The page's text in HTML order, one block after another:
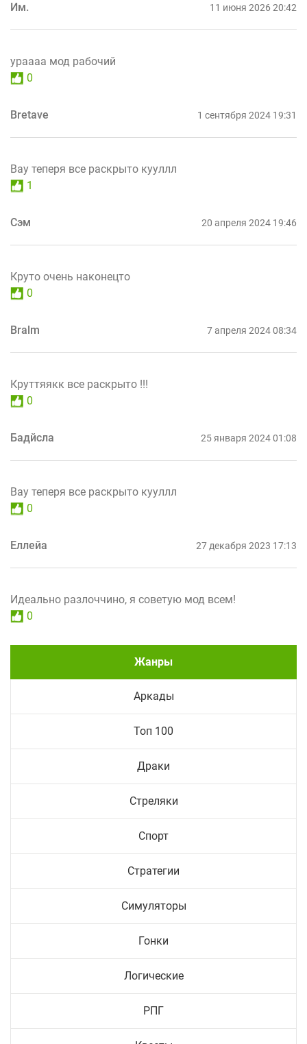
Им. 11 июня 2026 20:42
ураааа мод рабочий
0
Bretave 1 сентября 2024 19:31
Вау теперя все раскрыто кууллл
1
Сэм 20 апреля 2024 19:46
Круто очень наконецто
0
Bralm 7 апреля 2024 08:34
Круттяякк все раскрыто !!!
0
Бадйсла 25 января 2024 01:08
Вау теперя все раскрыто кууллл
0
Еллейа 27 декабря 2023 17:13
Идеально разлоччино, я советую мод всем!
0
Жанры
Аркады
Топ 100
Драки
Стреляки
Спорт
Стратегии
Симуляторы
Гонки
Логические
РПГ